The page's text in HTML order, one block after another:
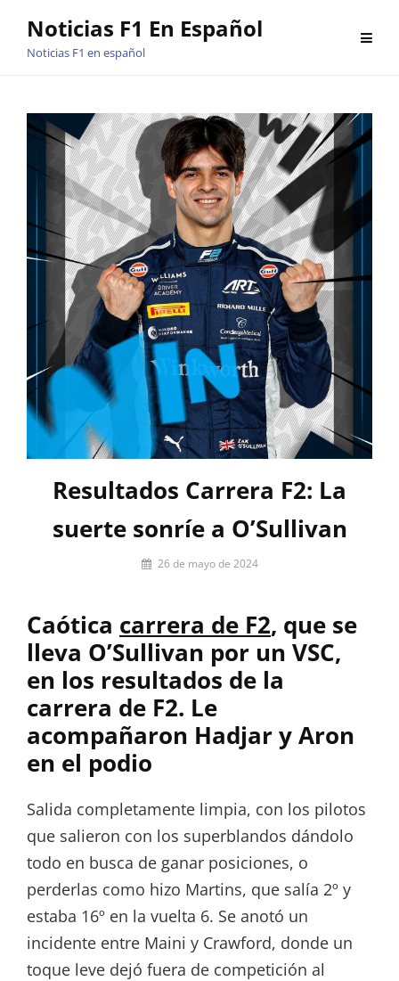
Noticias F1 En Español
Noticias F1 en español
Resultados Carrera F2: La
suerte sonríe a O’Sullivan
Por
Paquet
26 de mayo de 2024
Caótica carrera de F2, que se
lleva O’Sullivan por un VSC,
en los resultados de la
carrera de F2. Le
acompañaron Hadjar y Aron
en el podio
Salida completamente limpia, con los pilotos
que salieron con los superblandos dándolo
todo en busca de ganar posiciones, o
perderlas como hizo Martins, que salía 2º y
estaba 16º en la vuelta 6. Se anotó un
incidente entre Maini y Crawford, donde un
toque leve dejó fuera de competición al